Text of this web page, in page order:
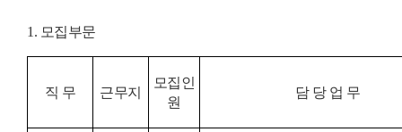
1. 모집부문
직 무 근무지
모집인
원
담 당 업 무